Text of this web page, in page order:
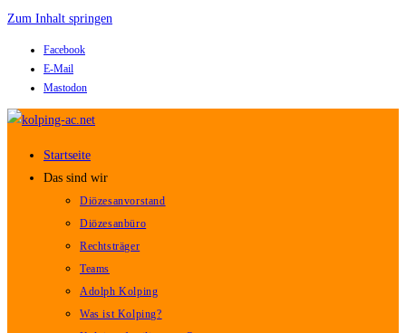
Zum Inhalt springen
Facebook
E-Mail
Mastodon
Startseite
Das sind wir
Diözesanvorstand
Diözesanbüro
Rechtsträger
Teams
Adolph Kolping
Was ist Kolping?